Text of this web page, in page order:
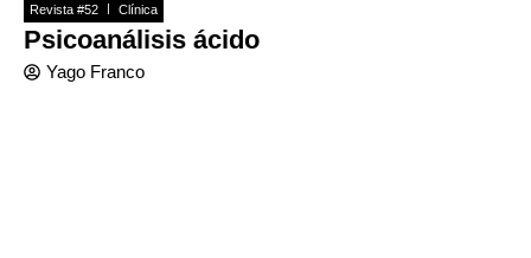
Revista #52 Clínica
Psicoanálisis ácido
Yago Franco